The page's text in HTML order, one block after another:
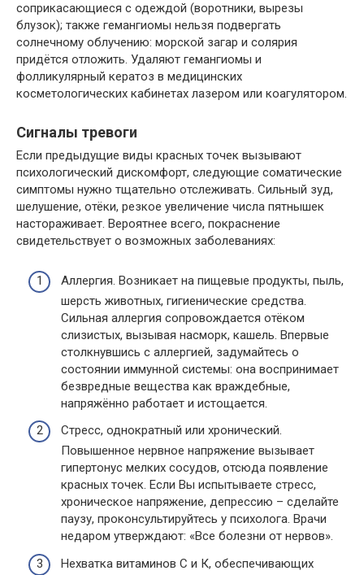
соприкасающиеся с одеждой (воротники, вырезы
блузок); также гемангиомы нельзя подвергать
солнечному облучению: морской загар и солярия
придётся отложить. Удаляют гемангиомы и
фолликулярный кератоз в медицинских
косметологических кабинетах лазером или коагулятором.
Сигналы тревоги
Если предыдущие виды красных точек вызывают
психологический дискомфорт, следующие соматические
симптомы нужно тщательно отслеживать. Сильный зуд,
шелушение, отёки, резкое увеличение числа пятнышек
настораживает. Вероятнее всего, покраснение
свидетельствует о возможных заболеваниях:
Аллергия. Возникает на пищевые продукты, пыль,
шерсть животных, гигиенические средства.
Сильная аллергия сопровождается отёком
слизистых, вызывая насморк, кашель. Впервые
столкнувшись с аллергией, задумайтесь о
состоянии иммунной системы: она воспринимает
безвредные вещества как враждебные,
напряжённо работает и истощается.
Стресс, однократный или хронический.
Повышенное нервное напряжение вызывает
гипертонус мелких сосудов, отсюда появление
красных точек. Если Вы испытываете стресс,
хроническое напряжение, депрессию – сделайте
паузу, проконсультируйтесь у психолога. Врачи
недаром утверждают: «Все болезни от нервов».
Нехватка витаминов С и К, обеспечивающих